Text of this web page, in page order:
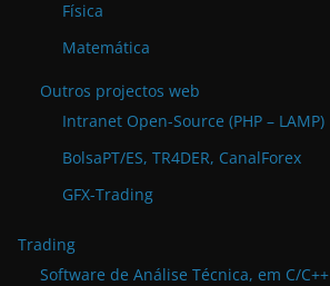
Física
Matemática
Outros projectos web
Intranet Open-Source (PHP – LAMP)
BolsaPT/ES, TR4DER, CanalForex
GFX-Trading
Trading
Software de Análise Técnica, em C/C++